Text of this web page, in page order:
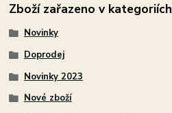
Zboží zařazeno v kategoriích
Novinky
Doprodej
Novinky 2023
Nové zboží